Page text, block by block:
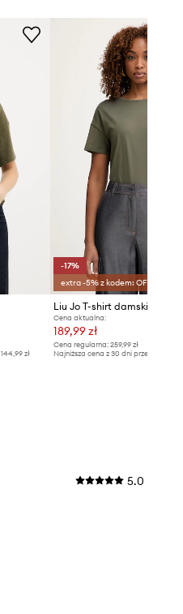
144,99 zł
-17%
extra -5% z kodem: OFF*
Liu Jo T-shirt damski
Cena aktualna:
189,99 zł
Cena regularna: 259,99 zł
Najniższa cena z 30 dni przed obniżką:
5.0